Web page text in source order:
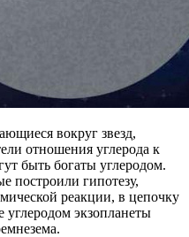
вокруг звезд,
отношения углерода к
быть богаты углеродом.
построили гипотезу,
реакции, в цепочку
углеродом экзопланеты